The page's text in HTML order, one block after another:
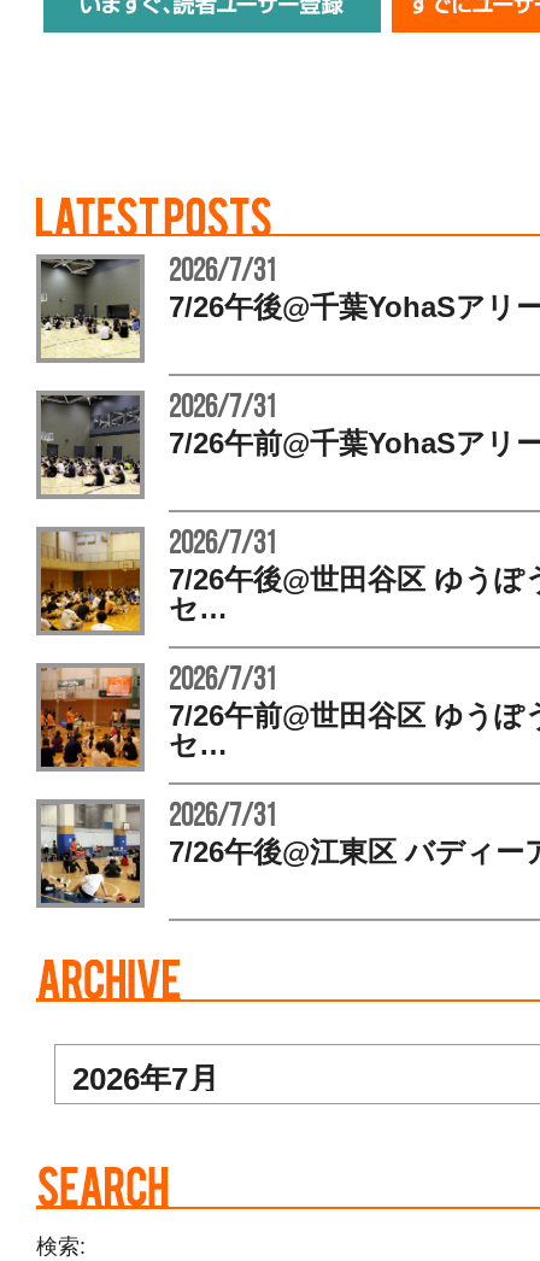
2026/7/31
7/26午後@千葉YohaSア
2026/7/31
7/26午前@千葉YohaSア
2026/7/31
7/26午後@世田谷区 ゆうぽ
セ…
2026/7/31
7/26午前@世田谷区 ゆうぽ
セ…
2026/7/31
7/26午後@江東区 バディ
検索: